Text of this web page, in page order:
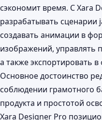
сэкономит время. С Xara
разрабатывать сценарии
создавать анимации в
изображений, управлять
а также экспортировать
Основное достоинство
соблюдении грамотного
продукта и простотой
Xara Designer Pro